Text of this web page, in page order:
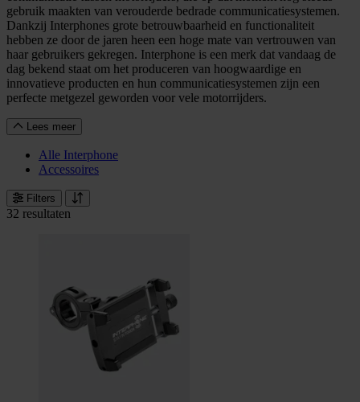
gebruik maakten van verouderde bedrade communicatiesystemen.
Dankzij Interphones grote betrouwbaarheid en functionaliteit
hebben ze door de jaren heen een hoge mate van vertrouwen van
haar gebruikers gekregen. Interphone is een merk dat vandaag de
dag bekend staat om het produceren van hoogwaardige en
innovatieve producten en hun communicatiesystemen zijn een
perfecte metgezel geworden voor vele motorrijders.
Lees meer
Alle Interphone
Accessoires
Filters
32 resultaten